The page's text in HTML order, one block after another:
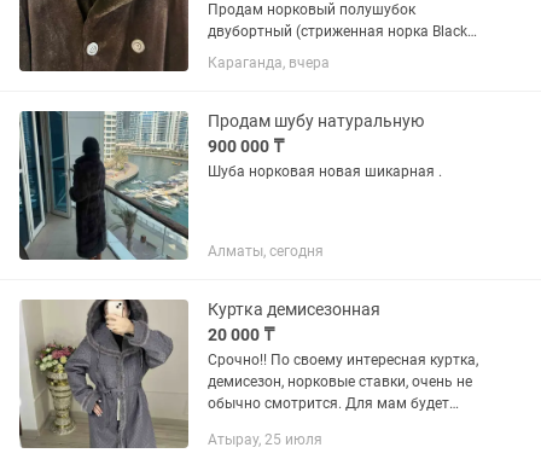
Продам норковый полушубок
двубортный (стриженная норка Black
Lama), размер 48-50, длина 80 см.
Модель очень стильная, покупали для
не подошел размер. ТОРГ...
Караганда, вчера
Продам шубу натуральную
900 000 ₸
Шуба норковая новая шикарная .
Алматы, сегодня
Куртка демисезонная
20 000 ₸
Срочно!! По своему интересная куртка,
демисезон, норковые ставки, очень не
обычно смотрится. Для мам будет
когда уже сезон.
Атырау, 25 июля